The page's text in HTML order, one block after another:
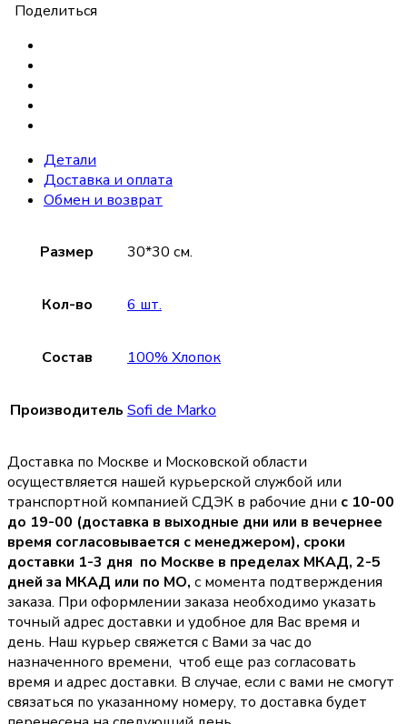
Поделиться
Детали
Доставка и оплата
Обмен и возврат
Размер 30*30 см.
Кол-во 6 шт.
Состав 100% Хлопок
Производитель Sofi de Marko
Доставка по Москве и Московской области
осуществляется нашей курьерской службой или
транспортной компанией СДЭК в рабочие дни с 10-00
до 19-00 (доставка в выходные дни или в вечернее
время согласовывается с менеджером), сроки
доставки 1-3 дня по Москве в пределах МКАД, 2-5
дней за МКАД или по МО, с момента подтверждения
заказа. При оформлении заказа необходимо указать
точный адрес доставки и удобное для Вас время и
день. Наш курьер свяжется с Вами за час до
назначенного времени, чтоб еще раз согласовать
время и адрес доставки. В случае, если с вами не смогут
связаться по указанному номеру, то доставка будет